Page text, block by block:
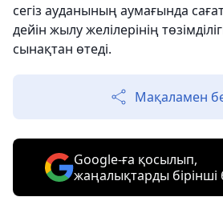
сегіз ауданының аумағында
дейін жылу желілерінің
сынақтан өтеді.
Мақаламен
Google-ға қосылып,
жаңалықтарды